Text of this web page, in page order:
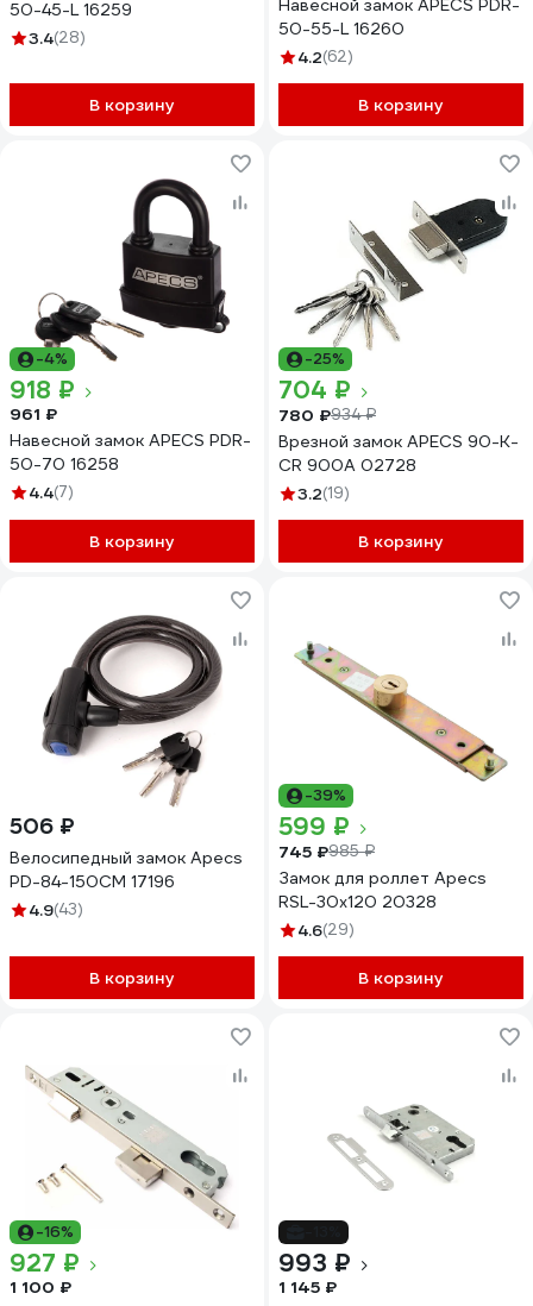
50-45-L 16259
3.4(28)
В корзину
Навесной замок APECS PDR-
50-55-L 16260
4.2(62)
В корзину
-4%
918 ₽
961 ₽
Навесной замок APECS PDR-
50-70 16258
4.4(7)
В корзину
-25%
704 ₽
780 ₽934 ₽
Врезной замок APECS 90-K-
CR 900A 02728
3.2(19)
В корзину
506 ₽
Велосипедный замок Apecs
PD-84-150CM 17196
4.9(43)
В корзину
-39%
599 ₽
745 ₽985 ₽
Замок для роллет Apecs
RSL-30x120 20328
4.6(29)
В корзину
-16%
927 ₽
1 100 ₽
993 ₽
1 145 ₽